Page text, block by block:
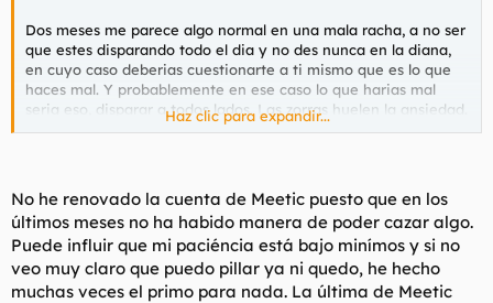
Dos meses me parece algo normal en una mala racha, a no ser
que estes disparando todo el dia y no des nunca en la diana,
en cuyo caso deberias cuestionarte a ti mismo que es lo que
haces mal. Y probablemente en ese caso lo que harias mal
seria eso, disparar a todos lados. Las zorras huelen la ansiedad.
Haz clic para expandir...
No he renovado la cuenta de Meetic puesto que en los
últimos meses no ha habido manera de poder cazar algo.
Puede influir que mi paciéncia está bajo minímos y si no
veo muy claro que puedo pillar ya ni quedo, he hecho
muchas veces el primo para nada. La última de Meetic